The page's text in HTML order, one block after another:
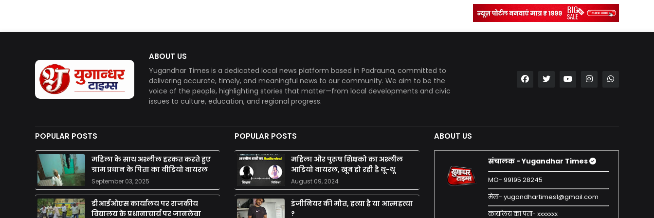
ABOUT US
Yugandhar Times is a dedicated local news platform based in Padrauna, committed to
delivering accurate, timely, and meaningful news to our community. We aim to be the
voice of the people, highlighting stories that matter—from local developments and civic
issues to culture, education, and regional progress.
POPULAR POSTS
महिला के साथ अश्लील हरकत करते हुए
ग्राम प्रधान के पिता का वीडियो वायरल
September 03, 2025
डीआईओएस कार्यालय पर राजकीय
विद्यालय के प्रधानाचार्य पर जानलेवा
POPULAR POSTS
महिला और पुरुष शिक्षको का अश्लील
आडियो वायरल, खूब हो रही है थू-थू
August 09, 2024
इंजीनियर की मौत, हत्या है या आत्महत्या
?
ABOUT US
संचालक - Yugandhar Times
MO- 99195 28245
मेल- yugandhartimes1@gmail.com
कार्यालय का पता- xxxxxxx